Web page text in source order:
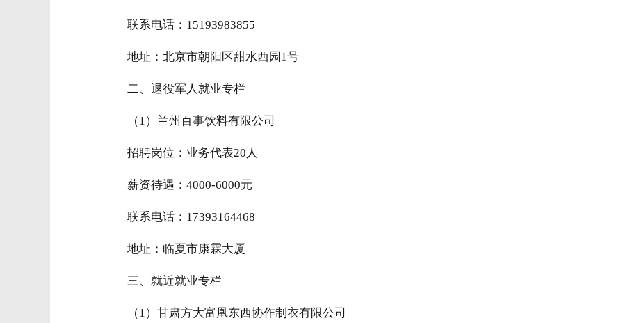
联系电话：15193983855
地址：北京市朝阳区甜水西园1号
二、退役军人就业专栏
（1）兰州百事饮料有限公司
招聘岗位：业务代表20人
薪资待遇：4000-6000元
联系电话：17393164468
地址：临夏市康霖大厦
三、就近就业专栏
（1）甘肃方大富凰东西协作制衣有限公司